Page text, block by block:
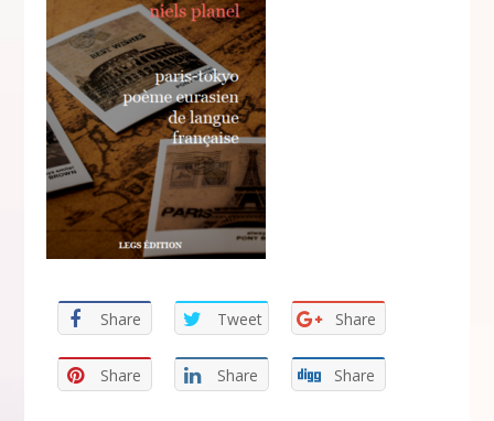
Share Tweet Share
Share Share Share